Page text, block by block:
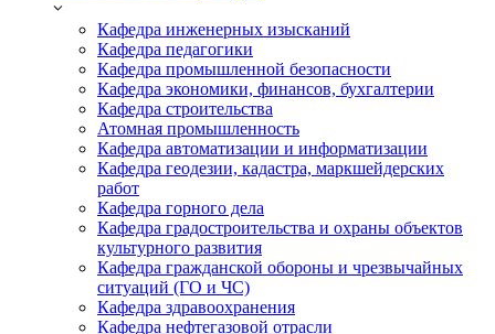
Кафедра инженерных изысканий
Кафедра педагогики
Кафедра промышленной безопасности
Кафедра экономики, финансов, бухгалтерии
Кафедра строительства
Атомная промышленность
Кафедра автоматизации и информатизации
Кафедра геодезии, кадастра, маркшейдерских
работ
Кафедра горного дела
Кафедра градостроительства и охраны объектов
культурного развития
Кафедра гражданской обороны и чрезвычайных
ситуаций (ГО и ЧС)
Кафедра здравоохранения
Кафедра нефтегазовой отрасли